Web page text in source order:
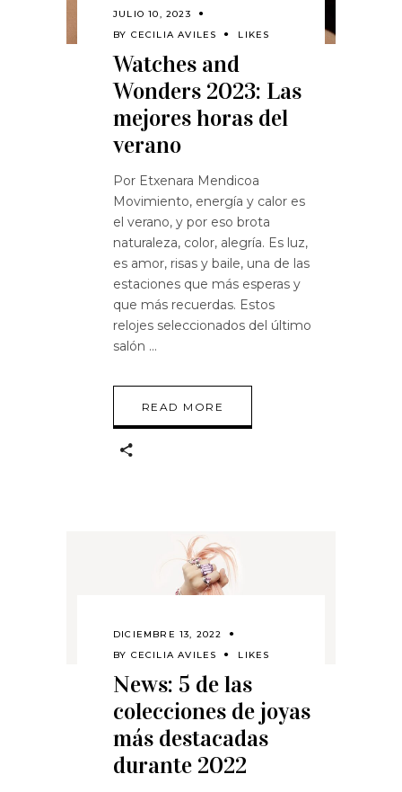
JULIO 10, 2023
BY CECILIA AVILES LIKES
Watches and
Wonders 2023: Las
mejores horas del
verano
Por Etxenara Mendicoa
Movimiento, energía y calor es
el verano, y por eso brota
naturaleza, color, alegría. Es luz,
es amor, risas y baile, una de las
estaciones que más esperas y
que más recuerdas. Estos
relojes seleccionados del último
salón
READ MORE
DICIEMBRE 13, 2022
BY CECILIA AVILES LIKES
News: 5 de las
colecciones de joyas
más destacadas
durante 2022